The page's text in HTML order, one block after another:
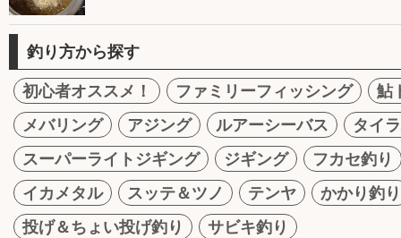
釣り方から探す
初心者オススメ！ ファミリーフィッシング
鮎
メバリング
アジング ルアーシーバス
タイ
スーパーライトジギング
ジギング
フカセ釣り
イカメタル
スッテ＆ツノ テンヤ
かかり釣り
投げ＆ちょい投げ釣り
サビキ釣り